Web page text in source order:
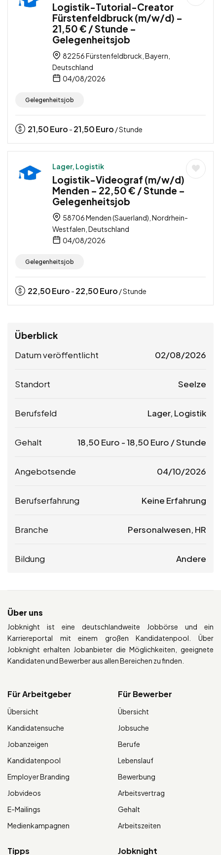
Logistik-Tutorial-Creator
Fürstenfeldbruck (m/w/d) –
21,50 € / Stunde –
Gelegenheitsjob
82256 Fürstenfeldbruck, Bayern,
Deutschland
04/08/2026
Gelegenheitsjob
21,50Euro - 21,50Euro / Stunde
Lager, Logistik
Logistik-Videograf (m/w/d)
Menden – 22,50 € / Stunde –
Gelegenheitsjob
58706 Menden (Sauerland), Nordrhein-
Westfalen, Deutschland
04/08/2026
Gelegenheitsjob
22,50Euro - 22,50Euro / Stunde
Überblick
Datum veröffentlicht 02/08/2026
Standort Seelze
Berufsfeld Lager, Logistik
Gehalt 18,50 Euro -18,50 Euro / Stunde
Angebotsende 04/10/2026
Berufserfahrung Keine Erfahrung
Branche Personalwesen, HR
Bildung Andere
Über uns
Jobknight ist eine deutschlandweite Jobbörse und ein
Karriereportal mit einem großen Kandidatenpool. Über
Jobknight erhalten Jobanbieter die Möglichkeiten, geeignete
Kandidaten und Bewerber aus allen Bereichen zu finden.
Für Arbeitgeber
Übersicht
Kandidatensuche
Jobanzeigen
Kandidatenpool
Employer Branding
Jobvideos
E-Mailings
Medienkampagnen
Für Bewerber
Übersicht
Jobsuche
Berufe
Lebenslauf
Bewerbung
Arbeitsvertrag
Gehalt
Arbeitszeiten
Tipps Jobknight